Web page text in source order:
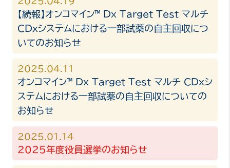
【続報】オンコマイン™ Dx Target Test マルチ
CDxシステムにおける一部試薬の自主回収につ
いてのお知らせ
2025.04.11
オンコマイン™ Dx Target Test マルチ CDxシ
ステムにおける一部試薬の自主回収についての
お知らせ
2025.01.14
2025年度役員選挙のお知らせ